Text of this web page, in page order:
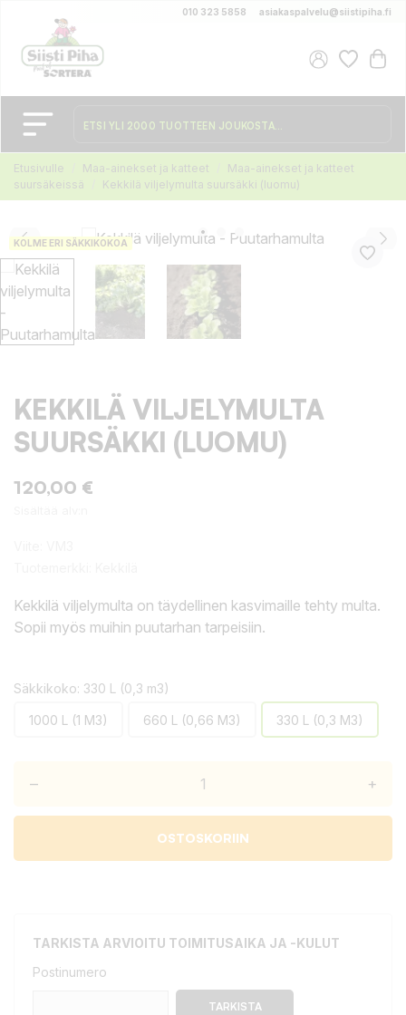
010 323 5858 asiakaspalvelu@siistipiha.fi
Etusivulle Maa-ainekset ja katteet
Maa-ainekset ja katteet
suursäkeissä
Kekkilä viljelymulta suursäkki (luomu)
KOLME ERI SÄKKIKOKOA
KEKKILÄ VILJELYMULTA
SUURSÄKKI (LUOMU)
120,00 €
Kekkilä viljelymulta on täydellinen kasvimaille tehty multa.
Sopii myös muihin puutarhan tarpeisiin.
Säkkikoko: 330 L (0,3 m3)
1000 L (1 M3) 660 L (0,66 M3) 330 L (0,3 M3)
– +
OSTOSKORIIN
TARKISTA ARVIOITU TOIMITUSAIKA JA -KULUT
Postinumero
TARKISTA